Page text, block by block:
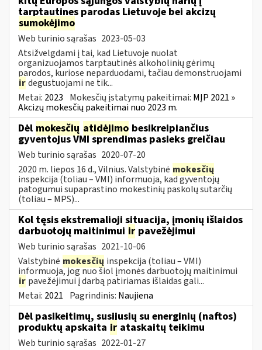
tarptautines parodas Lietuvoje bei akcizų
sumokėjimo
Web turinio sąrašas 2023-05-03
Atsižvelgdami į tai, kad Lietuvoje nuolat
organizuojamos tarptautinės alkoholinių gėrimų
parodos, kuriose neparduodami, tačiau demonstruojami
irdegustuojami ne tik...
Metai: 2023 Mokesčių įstatymų pakeitimai: MĮP 2021 »
Akcizų mokesčių pakeitimai nuo 2023 m.
Dėl mokesčių atidėjimo besikreipiančius
gyventojus VMI sprendimas pasieks greičiau
Web turinio sąrašas 2020-07-20
2020 m. liepos 16 d., Vilnius. Valstybinė mokesčių
inspekcija (toliau – VMI) informuoja, kad gyventojų
patogumui supaprastino mokestinių paskolų sutarčių
(toliau – MPS)...
Kol tęsis ekstremalioji situacija, įmonių išlaidos
darbuotojų maitinimui ir pavežėjimui
Web turinio sąrašas 2021-10-06
Valstybinė mokesčių inspekcija (toliau – VMI)
informuoja, jog nuo šiol įmonės darbuotojų maitinimui
ir pavežėjimui į darbą patiriamas išlaidas gali...
Metai: 2021 Pagrindinis: Naujiena
Dėl pasikeitimų, susijusių su energinių (naftos)
produktų apskaita ir ataskaitų teikimu
Web turinio sąrašas 2022-01-27